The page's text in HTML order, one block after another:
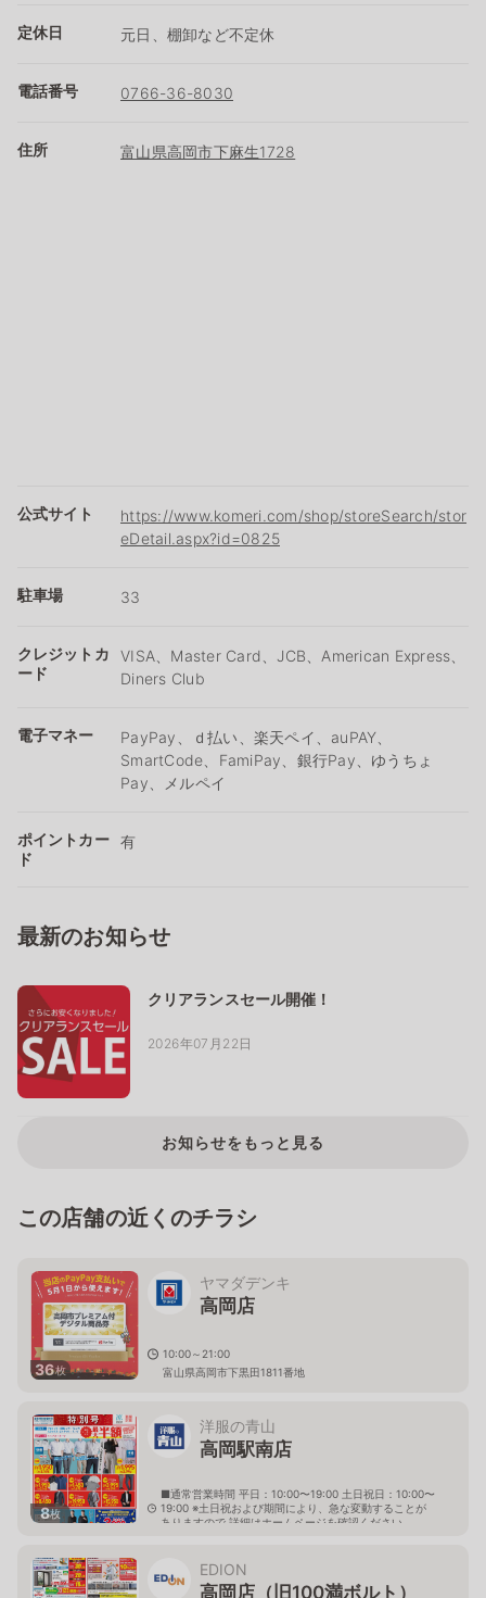
定休日 元日、棚卸など不定休
電話番号 0766-36-8030
住所 富山県高岡市下麻生1728
公式サイト
https://www.komeri.com/shop/storeSearch/stor
eDetail.aspx?id=0825
駐車場 33
クレジットカ
ード
VISA、Master Card、JCB、American Express、
Diners Club
電子マネー
PayPay、ｄ払い、楽天ペイ、auPAY、
SmartCode、FamiPay、銀行Pay、ゆうちょ
Pay、メルペイ
ポイントカー
ド
有
最新のお知らせ
クリアランスセール開催！
2026年07月22日
お知らせをもっと見る
この店舗の近くのチラシ
36枚
ヤマダデンキ
高岡店
10:00～21:00
富山県高岡市下黒田1811番地
8枚
洋服の青山
高岡駅南店
■通常営業時間 平日：10:00〜19:00 土日祝日：10:00〜
19:00 ※土日祝および期間により、急な変動することが
ありますので 詳細はホームページを確認ください
EDION
高岡店（旧100満ボルト）